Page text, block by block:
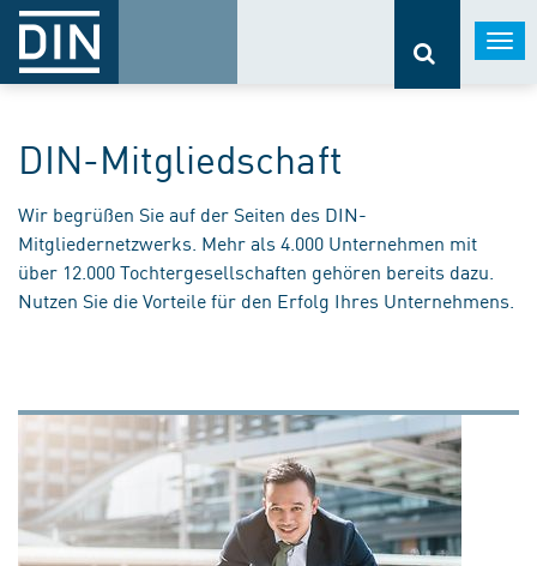
DIN-Mitgliedschaft
Wir begrüßen Sie auf der Seiten des DIN-
Mitgliedernetzwerks. Mehr als 4.000 Unternehmen mit
über 12.000 Tochtergesellschaften gehören bereits dazu.
Nutzen Sie die Vorteile für den Erfolg Ihres Unternehmens.